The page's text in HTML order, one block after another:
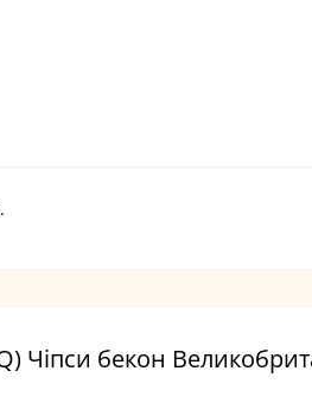
Чіпси бекон